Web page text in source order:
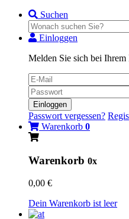
Suchen
Einloggen
Melden Sie sich bei Ihrem
Einloggen
Passwort vergessen?
Warenkorb 0
Warenkorb 0x
0,00 €
Dein Warenkorb ist leer